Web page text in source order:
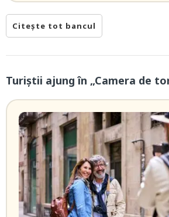
Citește tot bancul
Turiștii ajung în „Camera de